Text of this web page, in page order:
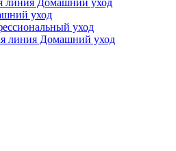
линия Домашний уход
уход
уход
линия Домашний уход